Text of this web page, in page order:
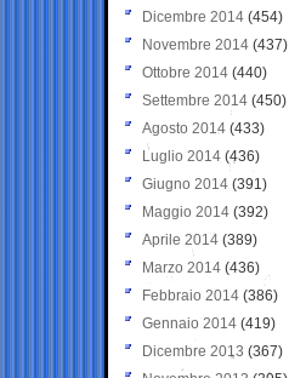
Dicembre 2014 (454)
Novembre 2014 (437)
Ottobre 2014 (440)
Settembre 2014 (450)
Agosto 2014 (433)
Luglio 2014 (436)
Giugno 2014 (391)
Maggio 2014 (392)
Aprile 2014 (389)
Marzo 2014 (436)
Febbraio 2014 (386)
Gennaio 2014 (419)
Dicembre 2013 (367)